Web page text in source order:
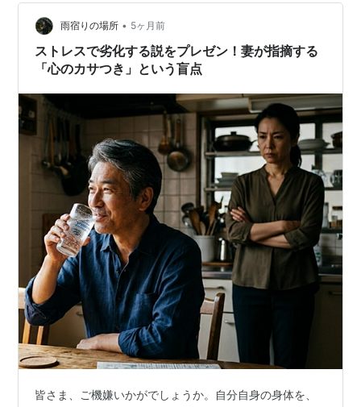
と密接に関わり、まさに横断的な対処が要求される総合
的な管理、それが心理の項目だと思います。 ◆心…
雨宿りの場所 • 5ヶ月前
ストレスで劣化する説をプレゼン！妻が指摘する
「心のカサつき」という盲点
皆さま、ご機嫌いかがでしょうか。自分自身の身体を、